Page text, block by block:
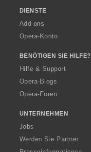
DIENSTE
Add-ons
Opera-Konto
BENÖTIGEN SIE HILFE?
Hilfe & Support
Opera-Blogs
Opera-Foren
UNTERNEHMEN
Jobs
Werden Sie Partner